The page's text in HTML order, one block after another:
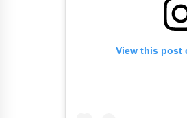
View this post